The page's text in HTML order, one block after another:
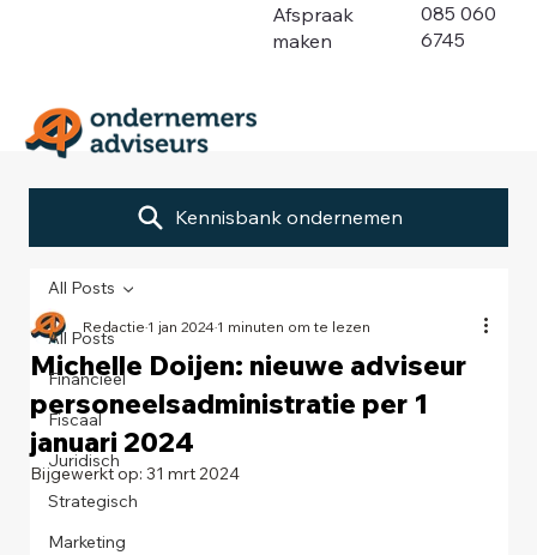
Afspraak
maken
085 060
6745
Kennisbank ondernemen
All Posts
Financieel
Fiscaal
Juridisch
Strategisch
Marketing
All Posts
Michelle Doijen: nieuwe adviseur
personeelsadministratie per 1
januari 2024
Redactie1 jan 20241 minuten om te lezen
Bijgewerkt op: 31 mrt 2024